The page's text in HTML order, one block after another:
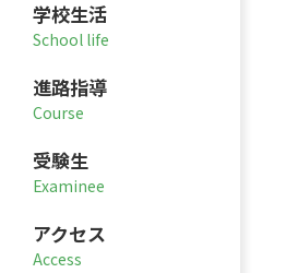
学校生活
進路指導
受験生
アクセス